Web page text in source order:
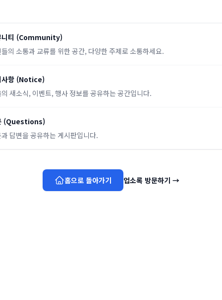
티 (Community)
의 소통과 교류를 위한 공간, 다양한 주제로 소통하세요.
항 (Notice)
의 새소식, 이벤트, 행사 정보를 공유하는 공간입니다.
(Questions)
답변을 공유하는 게시판입니다.
홈으로 돌아가기 업소록 방문하기 →